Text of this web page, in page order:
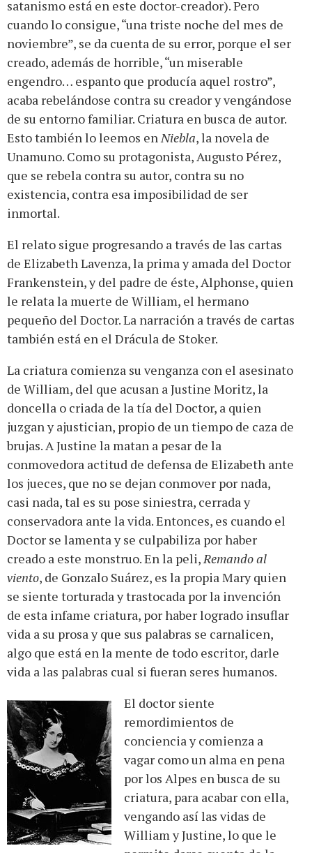
satanismo está en este doctor-creador). Pero
cuando lo consigue, “una triste noche del mes de
noviembre”, se da cuenta de su error, porque el ser
creado, además de horrible, “un miserable
engendro… espanto que producía aquel rostro”,
acaba rebelándose contra su creador y vengándose
de su entorno familiar. Criatura en busca de autor.
Esto también lo leemos en Niebla, la novela de
Unamuno. Como su protagonista, Augusto Pérez,
que se rebela contra su autor, contra su no
existencia, contra esa imposibilidad de ser
inmortal.
El relato sigue progresando a través de las cartas
de Elizabeth Lavenza, la prima y amada del Doctor
Frankenstein, y del padre de éste, Alphonse, quien
le relata la muerte de William, el hermano
pequeño del Doctor. La narración a través de cartas
también está en el Drácula de Stoker.
La criatura comienza su venganza con el asesinato
de William, del que acusan a Justine Moritz, la
doncella o criada de la tía del Doctor, a quien
juzgan y ajustician, propio de un tiempo de caza de
brujas. A Justine la matan a pesar de la
conmovedora actitud de defensa de Elizabeth ante
los jueces, que no se dejan conmover por nada,
casi nada, tal es su pose siniestra, cerrada y
conservadora ante la vida. Entonces, es cuando el
Doctor se lamenta y se culpabiliza por haber
creado a este monstruo. En la peli, Remando al
viento, de Gonzalo Suárez, es la propia Mary quien
se siente torturada y trastocada por la invención
de esta infame criatura, por haber logrado insuflar
vida a su prosa y que sus palabras se carnalicen,
algo que está en la mente de todo escritor, darle
vida a las palabras cual si fueran seres humanos.
El doctor siente
remordimientos de
conciencia y comienza a
vagar como un alma en pena
por los Alpes en busca de su
criatura, para acabar con ella,
vengando así las vidas de
William y Justine, lo que le